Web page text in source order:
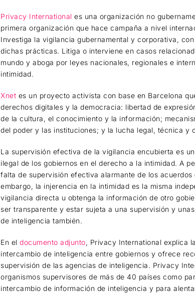
Privacy International es una organización no
primera organización que hace campaña a nivel
Investiga la vigilancia gubernamental y corporativa,
dichas prácticas. Litiga o interviene en casos
mundo y aboga por leyes nacionales, regionales e
intimidad.
Xnet es un proyecto activista con base en Barcelona
derechos digitales y la democracia: libertad de
de la cultura, el conocimiento y la información;
del poder y las instituciones; y la lucha legal, técnica y
La supervisión efectiva de la vigilancia encubierta es
ilegal de los gobiernos en el derecho a la intimidad. A
falta de supervisión efectiva alarmante de los
embargo, la injerencia en la intimidad es la misma
vigilancia directa u obtenga la información de otro
ser transparente y estar sujeta a una supervisión y
de inteligencia también.
En eldocumento adjunto, Privacy International explica
intercambio de inteligencia entre gobiernos y ofrece
supervisión de las agencias de inteligencia. Privacy
organismos supervisores de más de 40 países como
intercambio de información de inteligencia y para